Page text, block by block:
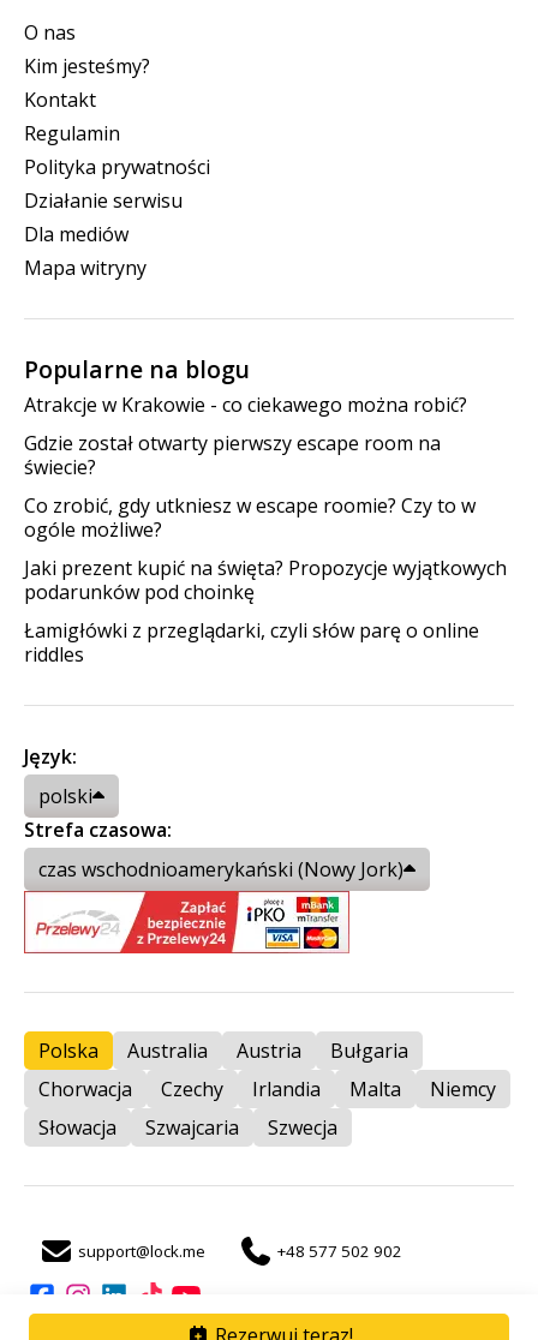
O nas
Kim jesteśmy?
Kontakt
Regulamin
Polityka prywatności
Działanie serwisu
Dla mediów
Mapa witryny
Popularne na blogu
Atrakcje w Krakowie - co ciekawego można robić?
Gdzie został otwarty pierwszy escape room na
świecie?
Co zrobić, gdy utkniesz w escape roomie? Czy to w
ogóle możliwe?
Jaki prezent kupić na święta? Propozycje wyjątkowych
podarunków pod choinkę
Łamigłówki z przeglądarki, czyli słów parę o online
riddles
Język:
polski
Strefa czasowa:
czas wschodnioamerykański (Nowy Jork)
Polska Australia Austria
Bułgaria
Chorwacja
Czechy Irlandia Malta
Niemcy
Słowacja
Szwajcaria Szwecja
support@lock.me +48 577 502 902